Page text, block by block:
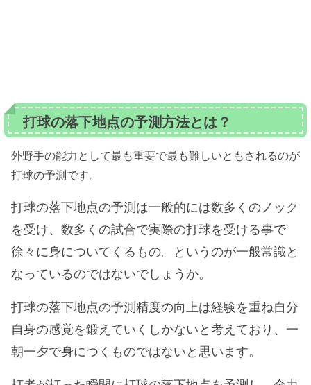
打球の落下地点の予測方法とは？
外野手の能力として最も重要で最も難しいともされるのが
打球の予測です。
打球の落下地点の予測は一般的には数多くのノック
を受け、数多くの試合で実際の打球を受ける事で
徐々に身についてくるもの。というのが一般常識と
なっているのではないでしょうか。
打球の落下地点の予測精度の向上は経験を重ね自分
自身の感覚を鍛えていくしかないと考えており、一
朝一夕で身につくものではないと思います。